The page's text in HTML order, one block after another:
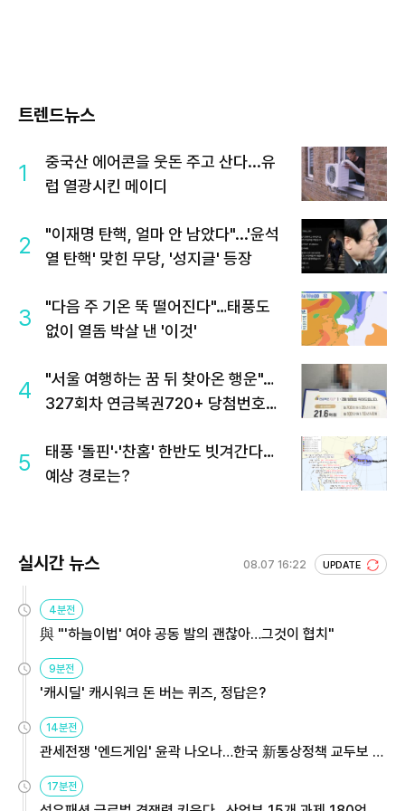
트렌드뉴스
1
중국산 에어콘을 웃돈 주고 산다...유
럽 열광시킨 메이디
2
"이재명 탄핵, 얼마 안 남았다"...'윤석
열 탄핵' 맞힌 무당, '성지글' 등장
3
"다음 주 기온 뚝 떨어진다"…태풍도
없이 열돔 박살 낸 '이것'
4
"서울 여행하는 꿈 뒤 찾아온 행운"…
327회차 연금복권720+ 당첨번호조
5
태풍 '돌핀'·'찬홈' 한반도 빗겨간다…
예상 경로는?
실시간 뉴스 08.07 16:22 UPDATE
4분전
與 "'하늘이법' 여야 공동 발의 괜찮아…그것이 협치"
9분전
'캐시딜' 캐시워크 돈 버는 퀴즈, 정답은?
14분전
관세전쟁 '엔드게임' 윤곽 나오나…한국 新통상정책 교두보 활
용해야
17분전